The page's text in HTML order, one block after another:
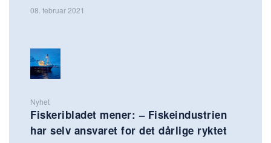
08. februar 2021
Nyhet
Fiskeribladet mener: – Fiskeindustrien
har selv ansvaret for det dårlige ryktet